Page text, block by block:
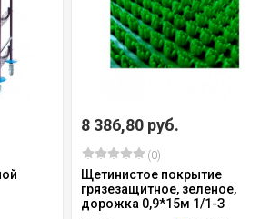
8 386,80 руб.
(0)
Щетинистое покрытие
грязезащитное, зеленое,
дорожка 0,9*15м 1/1-З